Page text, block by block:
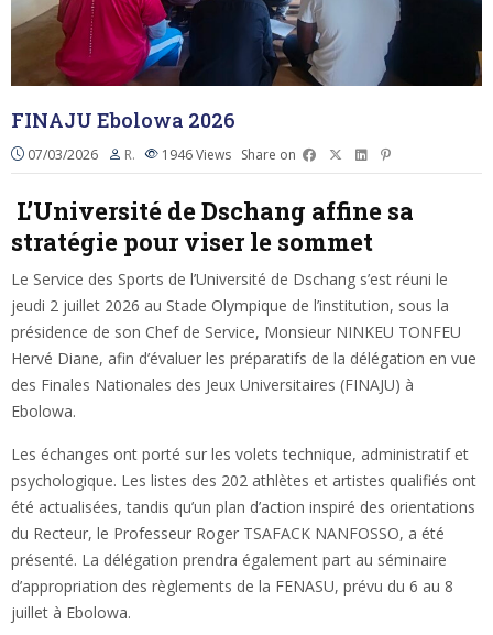
FINAJU Ebolowa 2026
07/03/2026 R. 1946Views Share on
L’Université de Dschang affine sa
stratégie pour viser le sommet
Le Service des Sports de l’Université de Dschang s’est réuni le
jeudi 2 juillet 2026 au Stade Olympique de l’institution, sous la
présidence de son Chef de Service, Monsieur NINKEU TONFEU
Hervé Diane, afin d’évaluer les préparatifs de la délégation en vue
des Finales Nationales des Jeux Universitaires (FINAJU) à
Ebolowa.
Les échanges ont porté sur les volets technique, administratif et
psychologique. Les listes des 202 athlètes et artistes qualifiés ont
été actualisées, tandis qu’un plan d’action inspiré des orientations
du Recteur, le Professeur Roger TSAFACK NANFOSSO, a été
présenté. La délégation prendra également part au séminaire
d’appropriation des règlements de la FENASU, prévu du 6 au 8
juillet à Ebolowa.